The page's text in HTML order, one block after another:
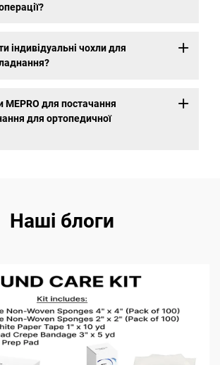
індивідуальні чохли для
для постачання
для ортопедичної
Наші блоги